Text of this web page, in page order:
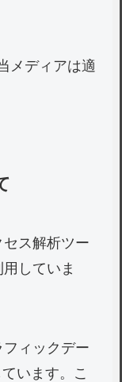
メディアは適
ス解析ツー
していま
ィックデー
います。こ